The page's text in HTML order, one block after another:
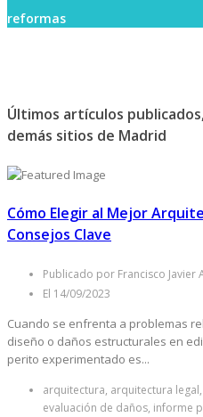
reformas
Últimos artículos
demás sitios de Madrid
Cómo Elegir al Mejor
Consejos Clave
Publicado por Francisco Javier
El 14/09/2023
Cuando se enfrenta a problemas
diseño o daños estructurales en
perito experimentado es...
arquitectura, arquitectura
evaluación de daños, informe